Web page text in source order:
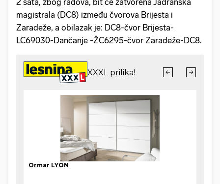
2 sata, zbog radova, bit će zatvorena Jadranska
magistrala (DC8) između čvorova Brijesta i
Zaradeže, a obilazak je: DC8-čvor Brijesta-
LC69030-Dančanje -ŽC6295-čvor Zaradeže-DC8.